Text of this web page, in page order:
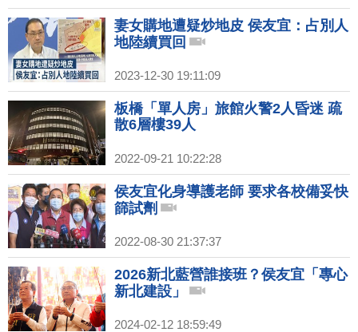
妻女購地遭疑炒地皮 侯友宜：占別人
地陸續買回
2023-12-30 19:11:09
板橋「單人房」旅館火警2人昏迷 疏
散6層樓39人
2022-09-21 10:22:28
侯友宜化身導護老師 要求各校備妥快
篩試劑
2022-08-30 21:37:37
2026新北藍營誰接班？侯友宜「專心
新北建設」
2024-02-12 18:59:49